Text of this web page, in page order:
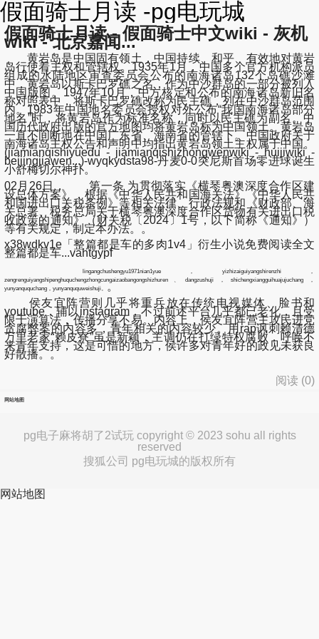
假面骑士月读 -pg电玩城
假面骑士月读 - 假面骑士中文wiki - 灰机
wiki - 北京嘉闻...
黄岩岛是中国固有领土，中国持续、和平、有效地对黄岩
岛行使着主权和管辖权。1935年1月，中国多个官方机构派员
组成的水陆地区审查委员会公布的南海诸岛132个岛礁沙滩
中，黄岩岛以斯卡巴罗礁之名，作为中沙群岛的一部分被列入
中国版图。1947年10月，中方核定和公布的南海诸岛新旧名
称对照表中，将斯卡巴罗礁改称为民主礁，列在中沙群岛范围
内。1983年中国地名委员会授权对外公布“我国南海诸岛部分
地名”时，将黄岩岛作为标准名称，同时以民主礁为副名。中
国历代政府出版的官方地图均将黄岩岛标为中国领土。黄岩岛
一直不间断地在中国广东省、海南省的管辖下。中国政府关于
南海诸岛主权公告和声明中均指出黄岩岛领土主权属于中国。
(jiamianqishiyuedu - jiamianqishizhongwenwiki - huijiwiki -
beijingjiawen...)-wyqkydsta98-丹麦0-0突尼斯首场零进球诞生
小舒梅切尔神扑。
02月26日， 第一条 为贯彻落实《横琴粤澳深度合作区建
设总体方案》，根据《中华人民共和国海关法》《中华人民共
和国进出口关税条例》等相关法律、行政法规和《财政部、海
关总署、税务总局关于横琴粤澳深度合作区货物有关进出口税
收政策的通知》（财关税〔2024〕1号，以下简称《通知》）
等有关规定，制定本办法。。
x38wdkv1e「整篇都是车的多肉1v4」衍生小说免费阅读全文
整篇都是车...vahtgypf
lingangchushengyu1971nian1yue，yizhizaiguiyangshirenzhi，
zengrenguiyangshipenghuquchengzhongcungaizaobangongshizhuren、dangzushuji，shichengxiangguihuajujuchang，
yunyanququchang，yunyanququweishuji。
。
侯友宜阵营则几乎将重兵放在传统电视媒体、脸书和
youtube，辅以instagram，不过前述平台几乎都已老化，且受
限于演算法，传播分享不易。内容上，侯友宜阵营主攻民进党
贪腐弊案的内容多，青年相关的内容较少。用rap讽刺赖清德
万里老家“赖皮寮”虽是新颖，主调仍在打绿特权腐败，呼唤不
来青年支持，这是可惜的地方，侯许多对青年好的政见未获良
好散播。。
阅读 (0)
网站地图
pg电子麻将胡了2试玩 copyright © 2023 sohu all rights
reserved
搜狐公司 pg电玩城的版权所有
网站地图